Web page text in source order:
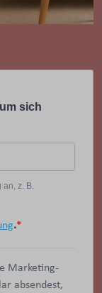
sich
z. B.
.
Marketing-
absendest,